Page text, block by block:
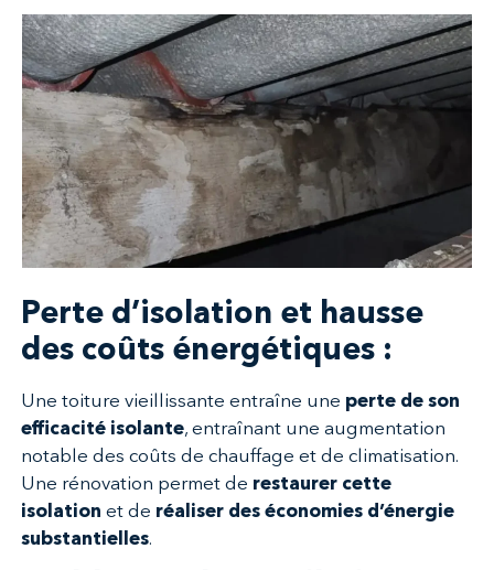
Perte d’isolation et hausse
des coûts énergétiques :
Une toiture vieillissante entraîne une perte de son
efficacité isolante, entraînant une augmentation
notable des coûts de chauffage et de climatisation.
Une rénovation permet de restaurer cette
isolation et de réaliser des économies d’énergie
substantielles.